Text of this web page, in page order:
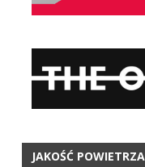
JAKOŚĆ POWIETRZA